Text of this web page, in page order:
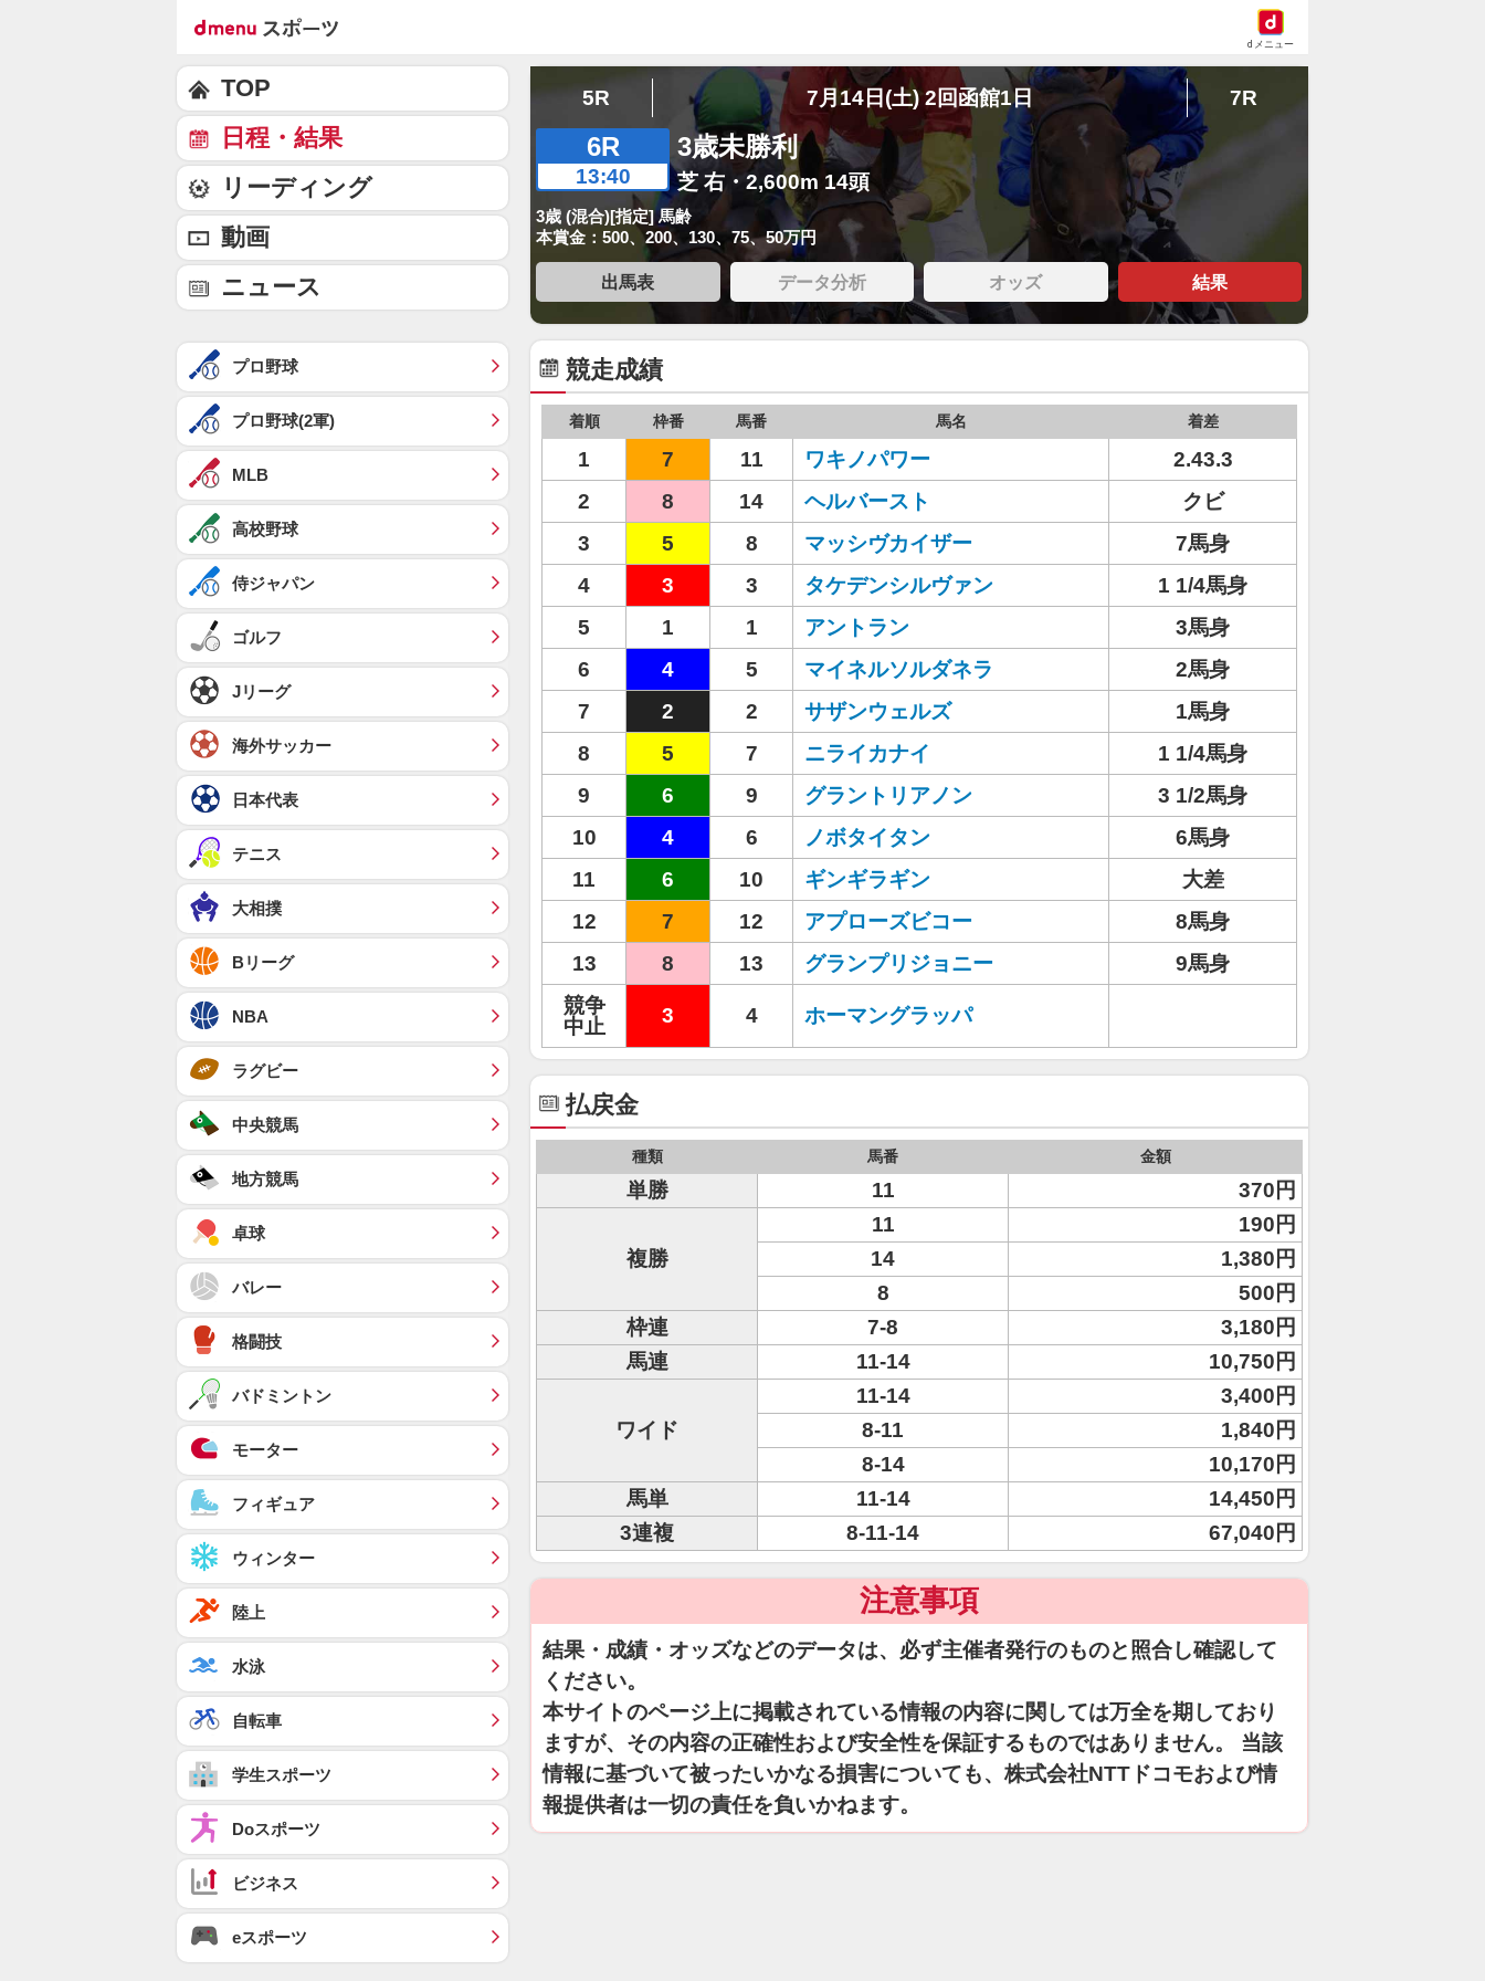
dメニュー
5R 7月14日(土) 2回函館1日 7R
6R
13:40
3歳未勝利
芝 右・2,600m 14頭
3歳 (混合)[指定] 馬齢
本賞金：500、200、130、75、50万円
出馬表 データ分析 オッズ 結果
競走成績
着順 枠番 馬番 馬名 着差
1 7 11 ワキノパワー
2.43.3
2
8 14 ヘルバースト
クビ
3
5 8 マッシヴカイザー
7馬身
4
3 3 タケデンシルヴァン
1 1/4馬身
5
1 1 アントラン
3馬身
6
4 5 マイネルソルダネラ
2馬身
7
2 2 サザンウェルズ
1馬身
8
5 7 ニライカナイ
1 1/4馬身
9
6 9 グラントリアノン
3 1/2馬身
10
4 6 ノボタイタン
6馬身
11
6 10 ギンギラギン
大差
12
7 12 アプローズビコー
8馬身
13
8 13 グランプリジョニー
9馬身
競争
中止
3 4 ホーマングラッパ
払戻金
種類 馬番 金額
単勝 11 370円
複勝
11
190円
14
1,380円
8
500円
枠連
7-8
3,180円
馬連
11-14 10,750円
ワイド
11-14
3,400円
8-11
1,840円
8-14
10,170円
馬単
11-14
14,450円
3連複
8-11-14 67,040円
注意事項
結果・成績・オッズなどのデータは、必ず主催者発行のものと照合し確認して
ください。
本サイトのページ上に掲載されている情報の内容に関しては万全を期しており
ますが、その内容の正確性および安全性を保証するものではありません。 当該
情報に基づいて被ったいかなる損害についても、株式会社NTTドコモおよび情
報提供者は一切の責任を負いかねます。
TOP
日程・結果
リーディング
動画
ニュース
プロ野球
プロ野球(2軍)
MLB
高校野球
侍ジャパン
ゴルフ
Jリーグ
海外サッカー
日本代表
テニス
大相撲
Bリーグ
NBA
ラグビー
中央競馬
地方競馬
卓球
バレー
格闘技
バドミントン
モーター
フィギュア
ウィンター
陸上
水泳
自転車
学生スポーツ
Doスポーツ
ビジネス
eスポーツ